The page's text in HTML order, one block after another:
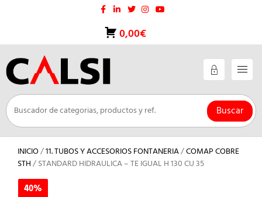
0,00€
Buscar
INICIO/11. TUBOS Y ACCESORIOS FONTANERIA/COMAP COBRE
STH/ STANDARD HIDRAULICA – TE IGUAL H 130 CU 35
40%
40%